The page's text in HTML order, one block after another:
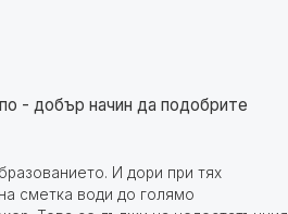
- добър начин да подобрите
И дори при тях
сметка води до голямо